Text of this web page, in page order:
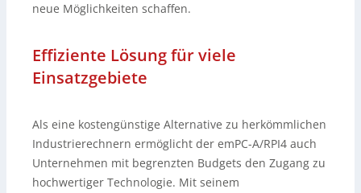
neue Möglichkeiten schaffen.
Effiziente Lösung für viele
Einsatzgebiete
Als eine kostengünstige Alternative zu herkömmlichen
Industrierechnern ermöglicht der emPC-A/RPI4 auch
Unternehmen mit begrenzten Budgets den Zugang zu
hochwertiger Technologie. Mit seinem